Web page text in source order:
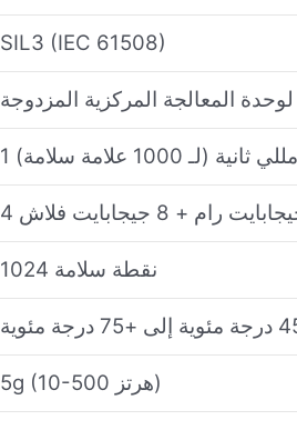
SIL3 (IEC 61508)
المعالجة المركزية المزدوجة
1 مللي ثانية (لـ 1000 علامة سلامة)
رام + 8 جيجابايت فلاش
1024 نقطة سلامة
5g (10-500 هرتز)